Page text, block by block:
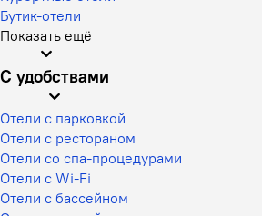
Бутик-отели
Показать ещё
С удобствами
Отели с парковкой
Отели с рестораном
Отели со спа-процедурами
Отели с Wi-Fi
Отели с бассейном